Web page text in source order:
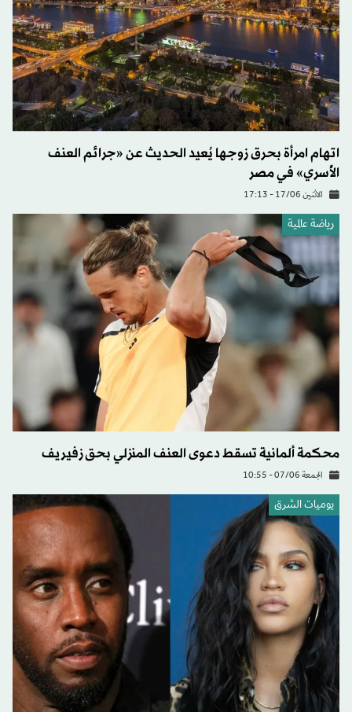
اتهام امرأة بحرق زوجها يُعيد الحديث عن «جرائم العنف
الأُسري» في مصر
الاثنين 17/06 - 17:13
رياضة عالمية
محكمة ألمانية تسقط دعوى العنف المنزلي بحق زفيريف
الجمعة 07/06 - 10:55
يوميات الشرق